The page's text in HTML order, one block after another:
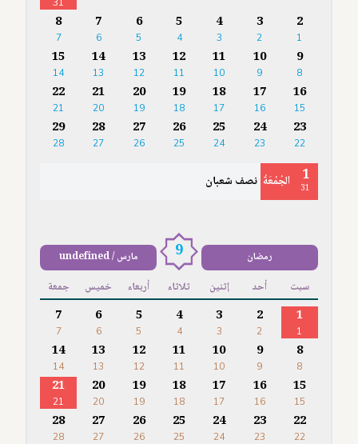
2
1
3
2
4
3
5
4
6
5
7
6
8
7
9
8
10
9
11
10
12
11
13
12
14
13
15
14
16
15
17
16
18
17
19
18
20
19
21
20
22
21
23
22
24
23
25
24
26
25
27
26
28
27
29
28
1
31 الجُمُعَةُ نصف شعبان
رمضان 9 مارس / undefined
سبت أحد إثنين ثلاثاء أربعاء خميس جمعة
1
1
2
2
3
3
4
4
5
5
6
6
7
7
8
8
9
9
10
10
11
11
12
12
13
13
14
14
15
15
16
16
17
17
18
18
19
19
20
20
21
21
22
22
23
23
24
24
25
25
26
26
27
27
28
28